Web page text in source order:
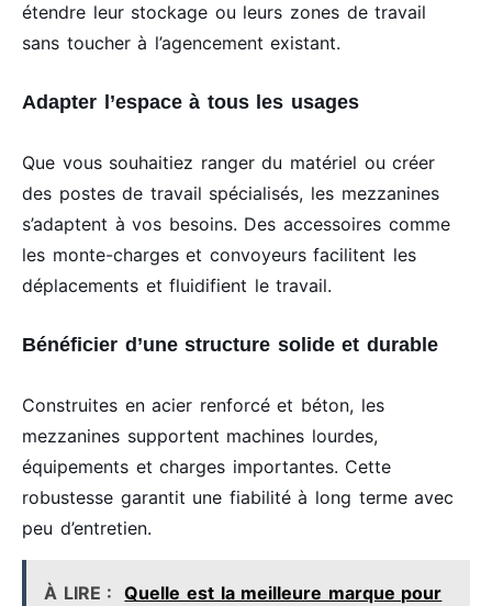
étendre leur stockage ou leurs zones de travail
sans toucher à l’agencement existant.
Adapter l’espace à tous les usages
Que vous souhaitiez ranger du matériel ou créer
des postes de travail spécialisés, les mezzanines
s’adaptent à vos besoins. Des accessoires comme
les monte-charges et convoyeurs facilitent les
déplacements et fluidifient le travail.
Bénéficier d’une structure solide et durable
Construites en acier renforcé et béton, les
mezzanines supportent machines lourdes,
équipements et charges importantes. Cette
robustesse garantit une fiabilité à long terme avec
peu d’entretien.
À LIRE :
Quelle est la meilleure marque pour